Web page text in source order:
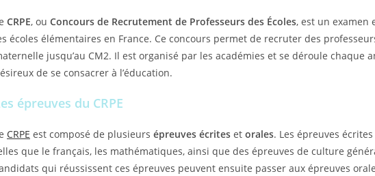
CRPE, ou Concours de Recrutement de Professeurs des Écoles, est un examen
écoles élémentaires en France. Ce concours permet de recruter des
jusqu’au CM2. Il est organisé par les académies et se déroule chaque
de se consacrer à l’éducation.
épreuves du CRPE
CRPE est composé de plusieurs épreuves écrites et orales. Les épreuves
que le français, les mathématiques, ainsi que des épreuves de culture
qui réussissent ces épreuves peuvent ensuite passer aux épreuves